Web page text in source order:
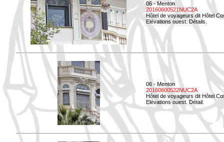
06 - Menton
20160600521NUC2A
Hôtel de voyageurs dit Hôtel
Elévations ouest. Détails.
06 - Menton
20160600522NUC2A
Hôtel de voyageurs dit Hôtel
Elévations ouest. Détail.